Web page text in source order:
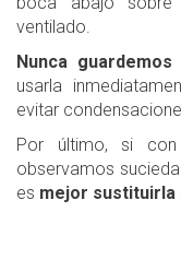
ventilado.
Nunca
usarla
evitar
Por último, si
observamos
es mejor sustituirla